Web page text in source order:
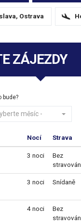
Ostrava
ZÁJEZDY
bude?
měsíc -
Nocí Strava
3 noci
Bez
3 noci Snídaně
4 noci
Bez